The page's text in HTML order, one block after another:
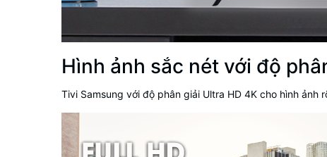
Hình ảnh sắc nét với độ
Tivi Samsung với độ phân giải Ultra HD 4K cho hình ảnh